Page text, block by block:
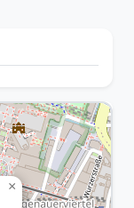
×